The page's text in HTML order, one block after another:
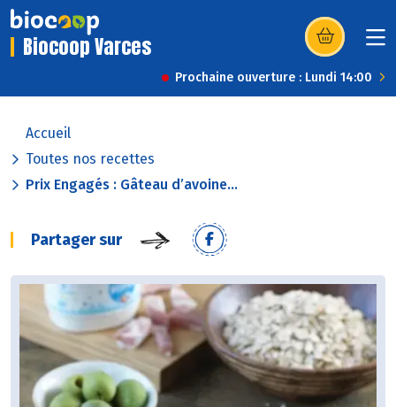
Biocoop Varces (s’ouvre dans
Prochaine ouverture : Lundi 14:00
Accueil
Toutes nos recettes
Prix Engagés : Gâteau d’avoine...
Partager sur